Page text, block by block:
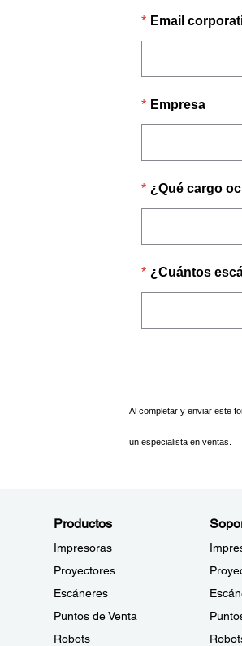
Productos
Impresoras
Proyectores
Escáneres
Puntos de Venta
Robots